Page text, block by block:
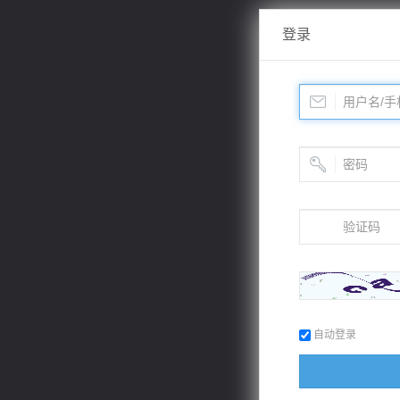
登录
自动登录